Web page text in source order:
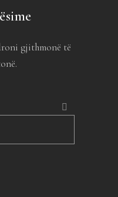
gjithmonë të